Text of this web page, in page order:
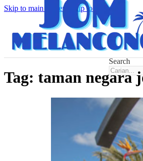
Skip to main content Skip to footer
Search
Tag: taman negara